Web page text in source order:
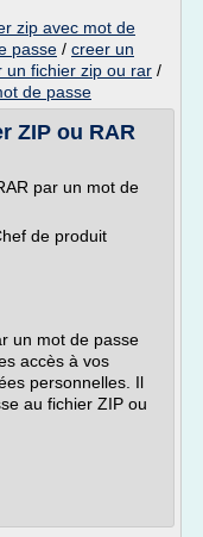
zip avec mot de
passe / creer un
un fichier zip ou rar /
de passe
ZIP ou RAR
par un mot de
de produit
un mot de passe
accès à vos
personnelles. Il
au fichier ZIP ou